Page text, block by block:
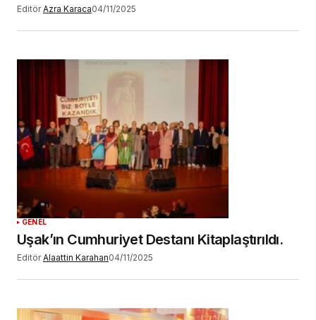
Editör Azra Karaca04/11/2025
GENEL
Uşak’ın Cumhuriyet Destanı Kitaplaştırıldı.
Editör Alaattin Karahan04/11/2025